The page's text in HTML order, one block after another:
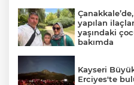
yapılan
yaşındaki
bakımda
Kayseri
Erciyes'te